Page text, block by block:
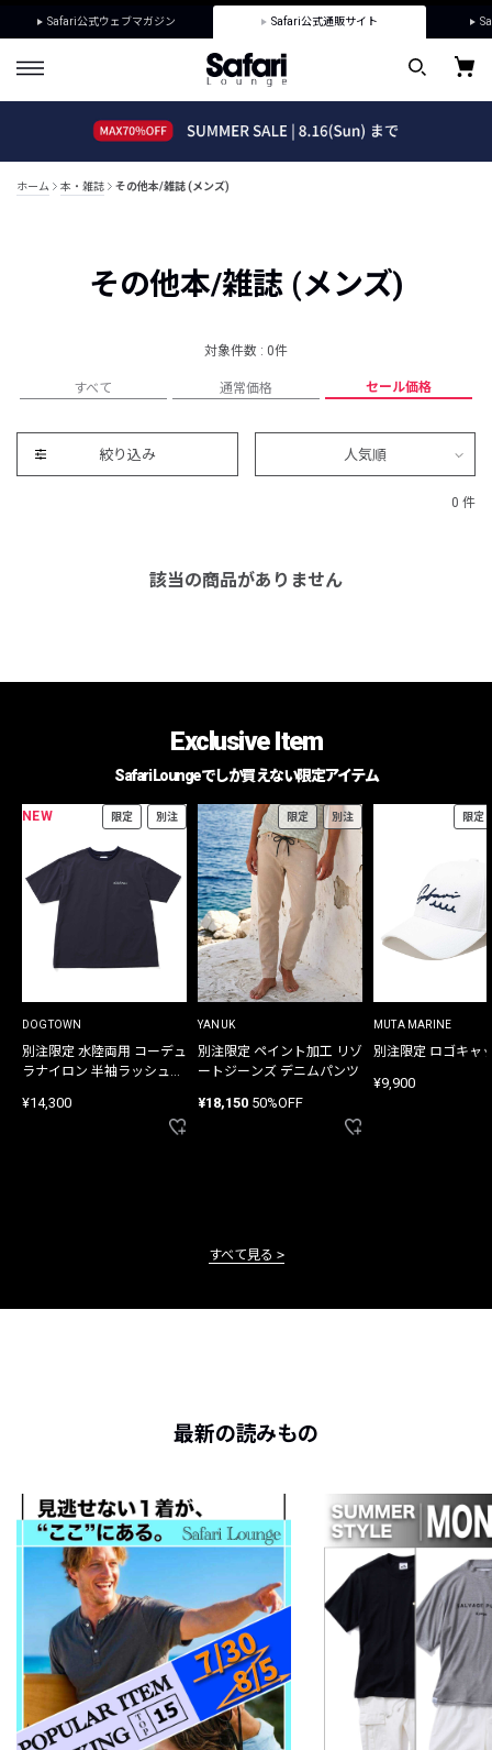
Safari公式ウェブマガジン Safari公式通販サイト
ホーム 本・雑誌 その他本/雑誌 (メンズ)
その他本/雑誌 (メンズ)
対象件数 : 0件
すべて 通常価格 セール価格
絞り込み 人気順
0 件
該当の商品がありません
Exclusive Item
Safari Loungeでしか買えない限定アイテム
NEW 限定 別注
DOGTOWN
別注限定 水陸両用 コーデュ
ラナイロン 半袖ラッシュガ
¥14,300
限定 別注
YANUK
別注限定 ペイント加工 リゾ
ートジーンズ デニムパンツ
¥18,150 50%OFF
限定
MUTA MARINE
別注限定 ロゴキャ
¥9,900
すべて見る
最新の読みもの